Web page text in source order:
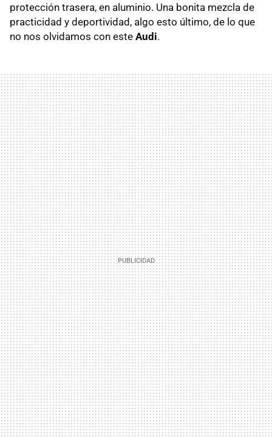
protección trasera, en aluminio. Una bonita mezcla de
practicidad y deportividad, algo esto último, de lo que
no nos olvidamos con este Audi.